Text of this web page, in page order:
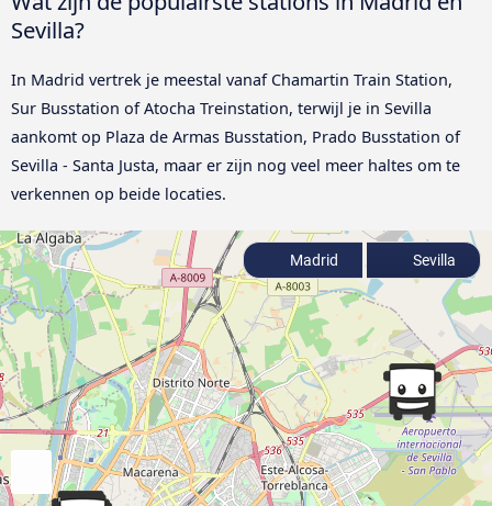
Sevilla?
In Madrid vertrek je meestal vanaf Chamartin Train Station,
Sur Busstation of Atocha Treinstation, terwijl je in Sevilla
aankomt op Plaza de Armas Busstation, Prado Busstation of
Sevilla - Santa Justa, maar er zijn nog veel meer haltes om te
verkennen op beide locaties.
Madrid Sevilla